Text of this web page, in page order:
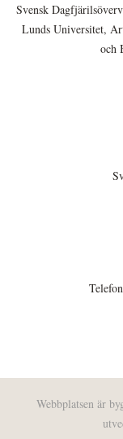
Svensk
Lunds Universitet,
och
Webbplatsen är